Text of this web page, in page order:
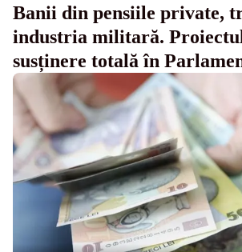
Banii din pensiile private,
industria militară.
susținere totală în